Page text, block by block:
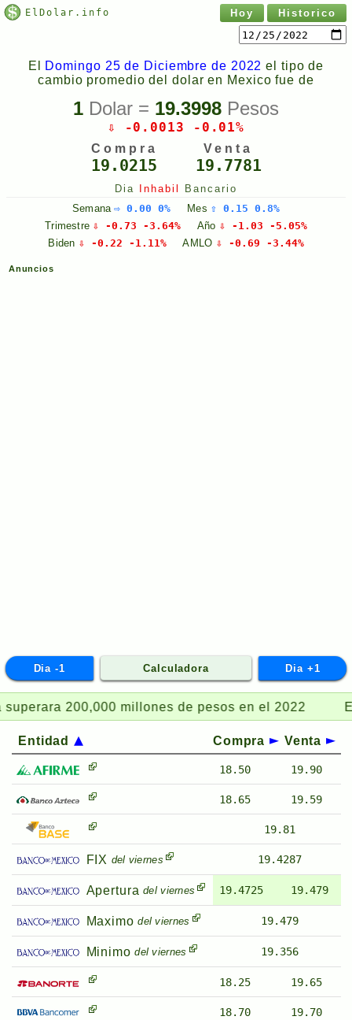
ElDolar.info Hoy Historico
El Domingo 25 de Diciembre de 2022 el tipo de
cambio promedio del dolar en Mexico fue de
1 Dolar = 19.3998 Pesos
⇩ -0.0013 -0.01%
Compra
19.0215
Venta
19.7781
Dia Inhabil
Bancario
Semana ⇨ 0.00 0% Mes ⇧ 0.15 0.8%
Trimestre ⇩ -0.73 -3.64% Año ⇩ -1.03 -5.05%
Biden ⇩ -0.22 -1.11% AMLO ⇩ -0.69 -3.44%
Anuncios
Dia -1 Calculadora Dia +1
200,000 millones de pesos en el 2022 El
Entidad Compra Venta
18.50 19.90
18.65 19.59
19.81
FIX del viernes 19.4287
Apertura del viernes 19.4725 19.479
Maximo del viernes 19.479
Minimo del viernes 19.356
18.25 19.65
18.70 19.70